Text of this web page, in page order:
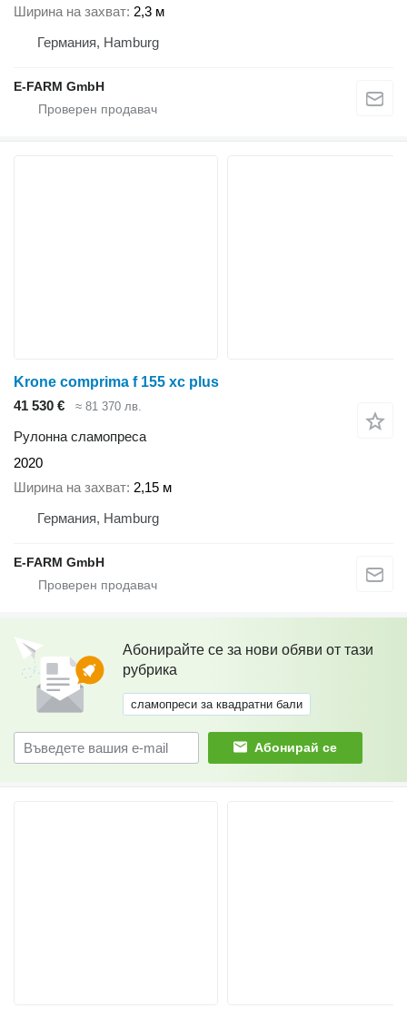
Ширина на захват 2,3 м
Германия, Hamburg
E-FARM GmbH
Krone comprima f 155 xc plus
41 530 €
≈ 81 370 лв.
Рулонна сламопреса
2020
Ширина на захват 2,15 м
Германия, Hamburg
E-FARM GmbH
Абонирайте се за нови обяви от тази
рубрика
сламопреси за квадратни бали
Абонирай се